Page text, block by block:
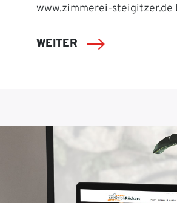
www.zimmerei-steigitzer.de
WEITER